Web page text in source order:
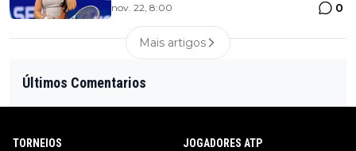
nov. 22, 8:00 0
Mais artigos
Últimos Comentarios
TORNEIOS JOGADORES ATP